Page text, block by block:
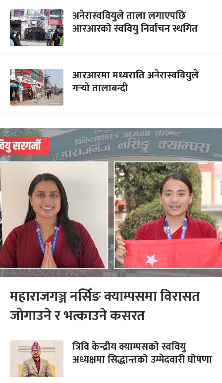
अनेरास्ववियुले ताला लगाएपछि
आरआरको स्ववियु निर्वाचन स्थगित
आरआरमा मध्यराति अनेरास्ववियुले
गर्‍यो तालाबन्दी
महाराजगञ्ज नर्सिङ क्याम्पसमा विरासत
जोगाउने र भत्काउने कसरत
त्रिवि केन्द्रीय क्याम्पसको स्ववियु
अध्यक्षमा सिद्धान्तको उम्मेदवारी घोषणा